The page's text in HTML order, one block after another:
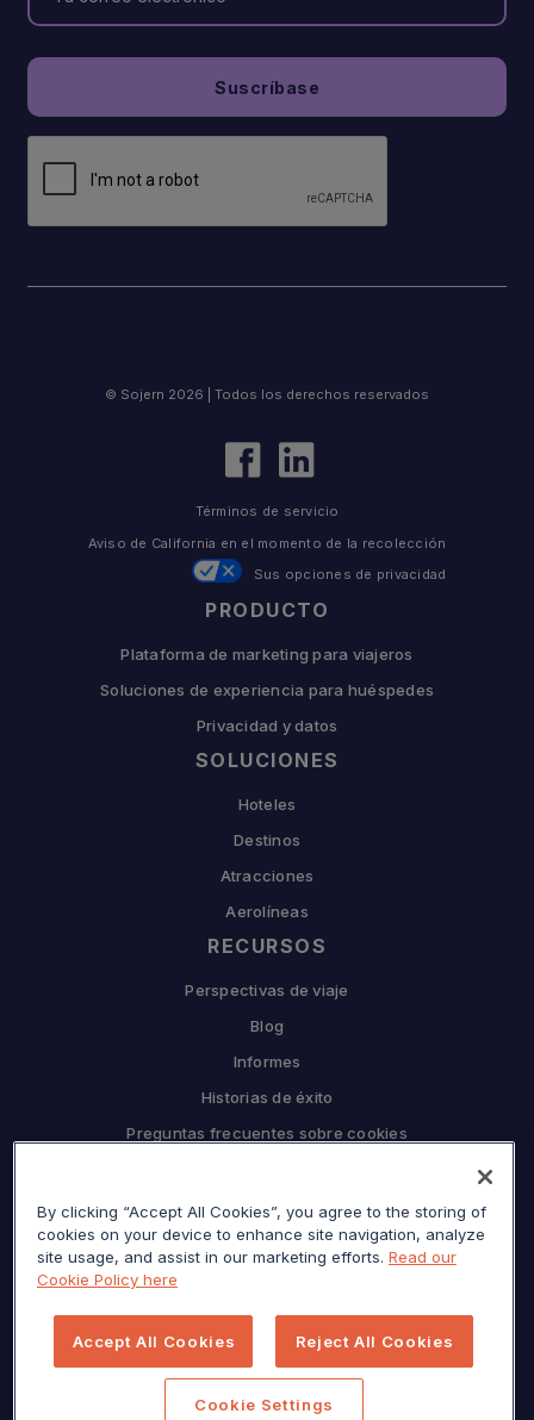
PRODUCTO
Plataforma de marketing para viajeros
Soluciones de experiencia para huéspedes
Privacidad y datos
SOLUCIONES
Hoteles
Destinos
Atracciones
Aerolíneas
RECURSOS
Perspectivas de viaje
Blog
Informes
Historias de éxito
Preguntas frecuentes sobre cookies
Por qué Sojern
Prensa
Centro de privacidad
© Sojern 2026 | Todos los derechos reservados
Términos de servicio
Aviso de California en el momento de la recolección
Sus opciones de privacidad
By clicking “Accept All Cookies”, you agree to the storing of
cookies on your device to enhance site navigation, analyze
site usage, and assist in our marketing efforts. Read our
Cookie Policy here
Accept All Cookies Reject All Cookies
Cookie Settings